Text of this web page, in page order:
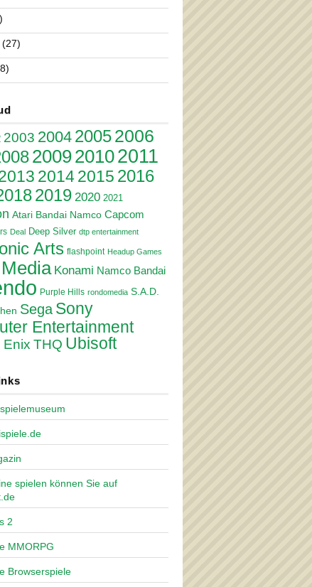
(27)
2003 2004 20052006
200920102011
20142015 2016
2019 2020 2021
Atari Bandai Namco Capcom
Deal Deep Silver dtp entertainment
Arts flashpoint Headup Games
Konami Namco Bandai
Purple Hills rondomedia S.A.D.
Sega Sony
Entertainment
Enix THQ Ubisoft
spielen können Sie auf
2
MMORPG
Browserspiele